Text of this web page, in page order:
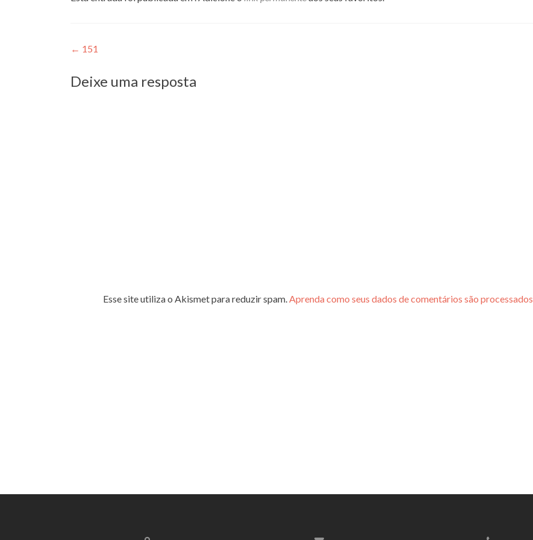
Navegação
de
Post
← 151
Deixe uma resposta
Esse site utiliza o Akismet para reduzir spam.Aprenda como seus dados de comentários são processados